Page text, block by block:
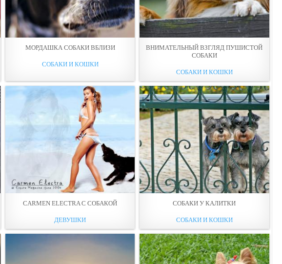
МОРДАШКА СОБАКИ ВБЛИЗИ
СОБАКИ И КОШКИ
ВНИМАТЕЛЬНЫЙ ВЗГЛЯД ПУШИСТОЙ
СОБАКИ
СОБАКИ И КОШКИ
CARMEN ELECTRA С СОБАКОЙ
ДЕВУШКИ
СОБАКИ У КАЛИТКИ
СОБАКИ И КОШКИ